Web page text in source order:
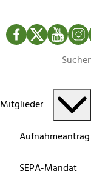
Facebook
Twitter
Suche
Mitglieder
Aufnahmeantrag
SEPA-Mandat